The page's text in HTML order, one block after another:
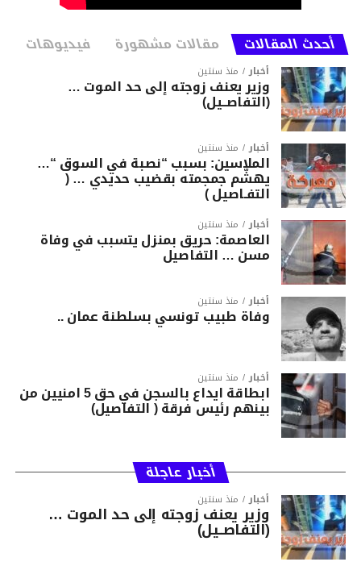
أحدث المقالات مقالات مشهورة فيديوهات
أخبار منذ سنتين
وزير يعنف زوجته إلى حد الموت …
(التفاصــيل)
أخبار منذ سنتين
الملاسين: بسبب “نصبة في السوق “…
يهشّم جمجمته بقضيب حديدي … (
التفـاصيل )
أخبار منذ سنتين
العاصمة: حريق بمنزل يتسبب في وفاة
مسن … التفاصيل
أخبار منذ سنتين
وفاة طبيب تونسي بسلطنة عمان ..
أخبار منذ سنتين
ابطاقة ايداع بالسجن في حق 5 امنيين من
بينهم رئيس فرقة ( التفاصيل)
أخبار عاجلة
أخبار منذ سنتين
وزير يعنف زوجته إلى حد الموت …
(التفاصــيل)